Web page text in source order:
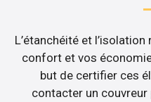
L’étanchéité et
confort et vos
but de certifier ces
contacter un